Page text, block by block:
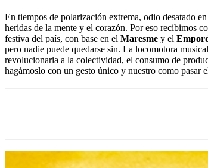
En tiempos de polarización extrema, odio desatado
heridas de la mente y el corazón. Por eso recibimos
festiva del país, con base en el Maresme y el
pero nadie puede quedarse sin. La locomotora
revolucionaria a la colectividad, el consumo de
hagámoslo con un gesto único y nuestro como